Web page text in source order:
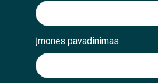
Įmonės pavadinimas: